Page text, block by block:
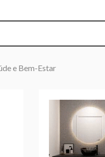
e Bem-Estar